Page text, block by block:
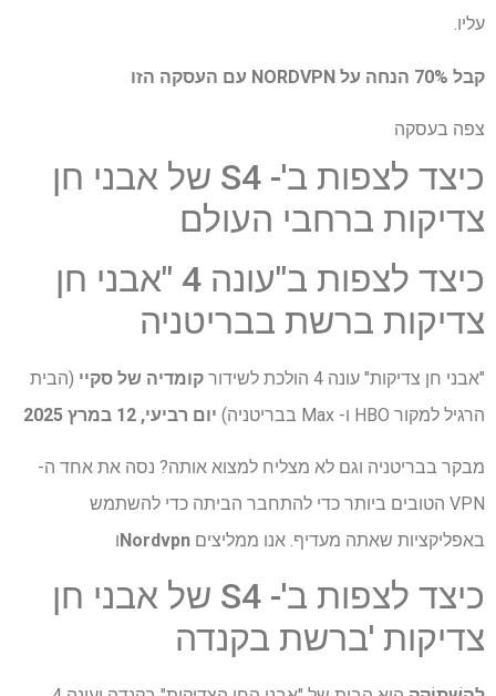
עליו.
קבל 70% הנחה על NORDVPN עם העסקה הזו
צפה בעסקה
כיצד לצפות ב'- S4 של אבני חן
צדיקות ברחבי העולם
כיצד לצפות ב"עונה 4 "אבני חן
צדיקות ברשת בבריטניה
"אבני חן צדיקות" עונה 4 הולכת לשידור קומדיה של סקיי (הבית
הרגיל למקור HBO ו- Max בבריטניה)
יום רביעי, 12 במרץ 2025
מבקר בבריטניה וגם לא מצליח למצוא אותה? נסה את אחד ה-
VPN הטובים ביותר כדי להתחבר הביתה כדי להשתמש
באפליקציות שאתה מעדיף. אנו ממליצים Nordvpn ו
כיצד לצפות ב'- S4 של אבני חן
צדיקות 'ברשת בקנדה